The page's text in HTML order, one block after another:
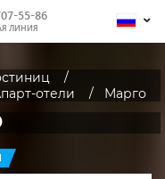
55-86
ЛИНИЯ
отели Марго